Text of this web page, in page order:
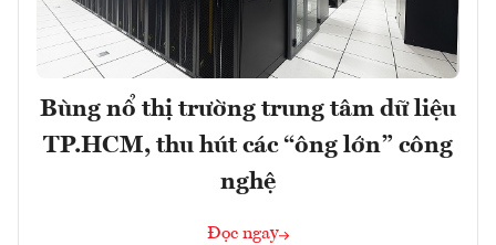
Bùng nổ thị trường trung tâm dữ liệu
TP.HCM, thu hút các “ông lớn” công
nghệ
Đọc ngay